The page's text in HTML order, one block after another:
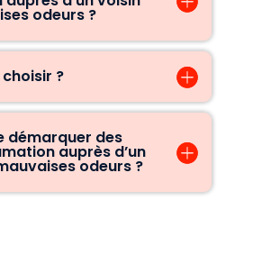
odeurs ?
?
démarquer des
auprès d’un
odeurs ?